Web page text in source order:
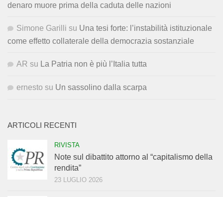
denaro muore prima della caduta delle nazioni
Simone Garilli su Una tesi forte: l’instabilità istituzionale
come effetto collaterale della democrazia sostanziale
AR su La Patria non è più l’Italia tutta
ernesto su Un sassolino dalla scarpa
ARTICOLI RECENTI
RIVISTA
Note sul dibattito attorno al “capitalismo della
rendita”
23 LUGLIO 2026